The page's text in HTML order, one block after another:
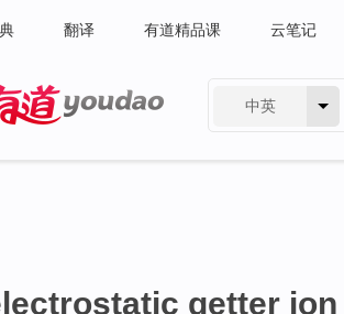
翻译 有道精品课 云笔记
中英
getter